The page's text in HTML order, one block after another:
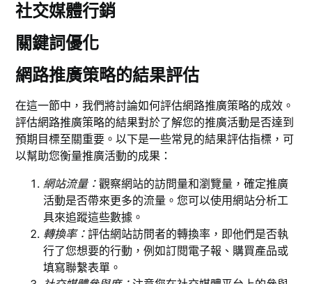
社交媒體行銷
關鍵詞優化
網路推廣策略的結果評估
在這一節中，我們將討論如何評估網路推廣策略的成效。
評估網路推廣策略的結果對於了解您的推廣活動是否達到
預期目標至關重要。以下是一些常見的結果評估指標，可
以幫助您衡量推廣活動的成果：
網站流量：觀察網站的訪問量和瀏覽量，確定推廣
活動是否帶來更多的流量。您可以使用網站分析工
具來追蹤這些數據。
轉換率：評估網站訪問者的轉換率，即他們是否執
行了您想要的行動，例如訂閱電子報、購買產品或
填寫聯繫表單。